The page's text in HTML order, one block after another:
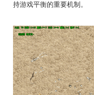
持游戏平衡的重要机制。